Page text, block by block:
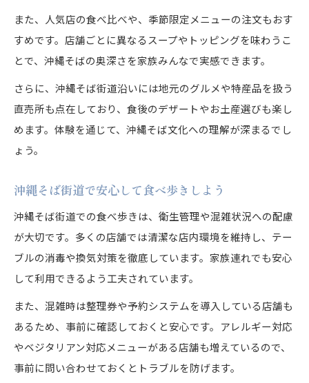
また、人気店の食べ比べや、季節限定メニューの注文もおす
すめです。店舗ごとに異なるスープやトッピングを味わうこ
とで、沖縄そばの奥深さを家族みんなで実感できます。
さらに、沖縄そば街道沿いには地元のグルメや特産品を扱う
直売所も点在しており、食後のデザートやお土産選びも楽し
めます。体験を通じて、沖縄そば文化への理解が深まるでし
ょう。
沖縄そば街道で安心して食べ歩きしよう
沖縄そば街道での食べ歩きは、衛生管理や混雑状況への配慮
が大切です。多くの店舗では清潔な店内環境を維持し、テー
ブルの消毒や換気対策を徹底しています。家族連れでも安心
して利用できるよう工夫されています。
また、混雑時は整理券や予約システムを導入している店舗も
あるため、事前に確認しておくと安心です。アレルギー対応
やベジタリアン対応メニューがある店舗も増えているので、
事前に問い合わせておくとトラブルを防げます。